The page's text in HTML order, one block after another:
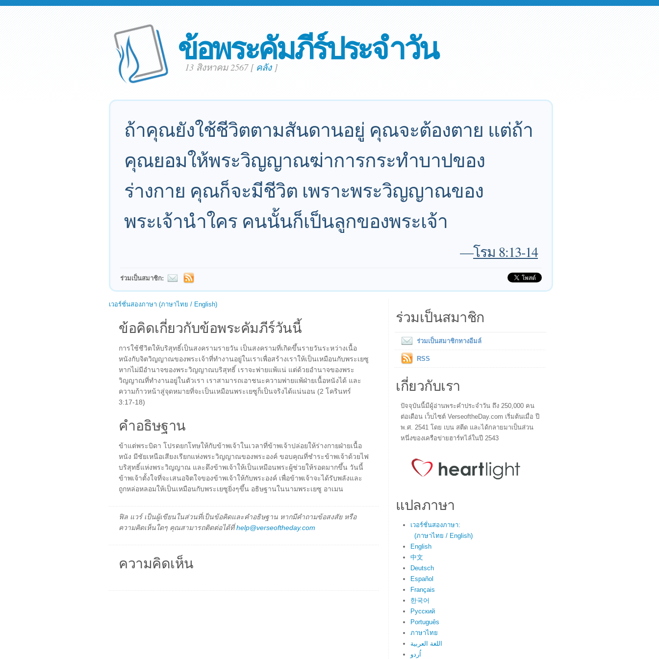
ข้อพระคัมภีร์ประจำวัน
13 สิงหาคม 2567 [ คลัง]
ถ้าคุณยังใช้ชีวิตตามสันดานอยู่ คุณจะต้องตาย แต่ถ้า
คุณยอมให้พระวิญญาณฆ่าการกระทำบาปของ
ร่างกาย คุณก็จะมีชีวิต เพราะพระวิญญาณของ
พระเจ้านำใคร คนนั้นก็เป็นลูกของพระเจ้า
—โรม 8:13-14
ร่วมเป็นสมาชิก:
เวอร์ชั่นสองภาษา (ภาษาไทย / English)
ข้อคิดเกี่ยวกับข้อพระคัมภีร์วันนี้
การใช้ชีวิตให้บริสุทธิ์เป็นสงครามรายวัน เป็นสงครามที่เกิดขึ้นรายวันระหว่างเนื้อ
หนังกับจิตวิญญาณของพระเจ้าที่ทำงานอยู่ในเราเพื่อสร้างเราให้เป็นเหมือนกับพระเยซู
หากไม่มีอำนาจของพระวิญญาณบริสุทธิ์ เราจะพ่ายแพ้แน่ แต่ด้วยอำนาจของพระ
วิญญาณที่ทำงานอยู่ในตัวเรา เราสามารถเอาชนะความพ่ายแพ้ฝ่ายเนื้อหนังได้ และ
ความก้าวหน้าสู่จุดหมายที่จะเป็นเหมือนพระเยซูก็เป็นจริงได้แน่นอน (2 โครินทร์
3:17-18)
คำอธิษฐาน
ข้าแต่พระบิดา โปรดยกโทษให้กับข้าพเจ้าในเวลาที่ข้าพเจ้าปล่อยให้ร่างกายฝ่ายเนื้อ
หนัง มีชัยเหนือเสียงเรียกแห่งพระวิญญาณของพระองค์ ขอบคุณที่ชำระข้าพเจ้าด้วยไฟ
บริสุทธิ์แห่งพระวิญญาณ และดึงข้าพเจ้าให้เป็นเหมือนพระผู้ช่วยให้รอดมากขึ้น วันนี้
ข้าพเจ้าตั้งใจที่จะเสนอจิตใจของข้าพเจ้าให้กับพระองค์ เพื่อข้าพเจ้าจะได้รับพลังและ
ถูกหล่อหลอมให้เป็นเหมือนกับพระเยซูยิ่งๆขึ้น อธิษฐานในนามพระเยซู อาเมน
ฟิล แวร์ เป็นผู้เขียนในส่วนที่เป็นข้อคิดและคำอธิษฐาน หากมีคำถามข้อสงสัย หรือ
ความคิดเห็นใดๆ คุณสามารถติดต่อได้ที่help@verseoftheday.com
ความคิดเห็น
ร่วมเป็นสมาชิก
ร่วมเป็นสมาชิกทางอีมล์
RSS
เกี่ยวกับเรา
ปัจจุบันนี้มีผู้อ่านพระคำประจำวัน ถึง 250,000 คน
ต่อเดือน เว็บไซต์ VerseoftheDay.com เริ่มต้นเมื่อ ปี
พ.ศ. 2541 โดย เบน สตีด และได้กลายมาเป็นส่วน
หนึ่งของเครือข่ายฮาร์ทไล์ในปี 2543
แปลภาษา
เวอร์ชั่นสองภาษา:
(ภาษาไทย / English)
English
中文
Deutsch
Español
Français
한국어
Русский
Português
ภาษาไทย
اللغة العربية
اُردو